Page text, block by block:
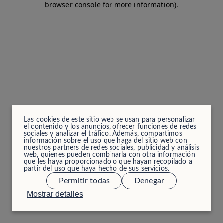
Las cookies de este sitio web se usan para personalizar
el contenido y los anuncios, ofrecer funciones de redes
sociales y analizar el tráfico. Además, compartimos
información sobre el uso que haga del sitio web con
nuestros partners de redes sociales, publicidad y análisis
web, quienes pueden combinarla con otra información
que les haya proporcionado o que hayan recopilado a
partir del uso que haya hecho de sus servicios.
Mostrar detalles
Permitir todas Denegar
browser console for more information).